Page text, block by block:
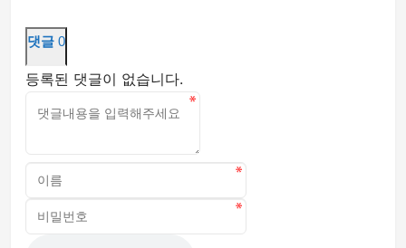
댓글 0
등록된 댓글이 없습니다.